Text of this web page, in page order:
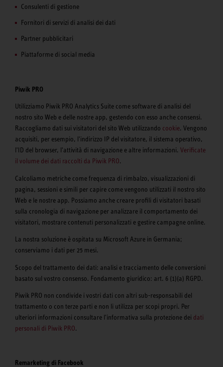
Consulenti di gestione
Fornitori di servizi di analisi dei dati
Partner pubblicitari
Piattaforme di social media
Piwik PRO
Utilizziamo Piwik PRO Analytics Suite come software di analisi del
nostro sito Web e delle nostre app, gestendo con esso anche consensi.
Raccogliamo dati sui visitatori del sito Web utilizzando cookie. Vengono
acquisiti, per esempio, l'indirizzo IP del visitatore, il sistema operativo,
l'ID del browser, l'attività di navigazione e altre informazioni. Verificate
il volume dei dati raccolti da Piwik PRO.
Calcoliamo metriche come frequenza di rimbalzo, visualizzazioni di
pagina, sessioni e simili per capire come vengono utilizzati il nostro sito
Web e le nostre app. Possiamo anche creare profili di visitatori basati
sulla cronologia di navigazione per analizzare il comportamento dei
visitatori, mostrare contenuti personalizzati e gestire campagne online.
La nostra soluzione è ospitata su Microsoft Azure in Germania;
conserviamo i dati per 25 mesi.
Scopo del trattamento dei dati: analisi e tracciamento delle conversioni
basato sul vostro consenso. Fondamento giuridico: art. 6 (1)(a) RGPD.
Piwik PRO non condivide i vostri dati con altri sub-responsabili del
trattamento o con terze parti e non li utilizza per scopi propri. Per
ulteriori informazioni consultare l'informativa sulla protezione dei dati
personali di Piwik PRO.
Remarketing di Facebook